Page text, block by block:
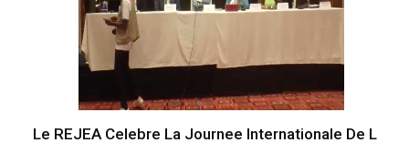
Le REJEA Celebre La Journee Internationale De L